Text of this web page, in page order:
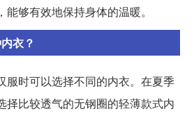
够有效地保持身体的温暖。
衣？
服时可以选择不同的内衣。在夏季
择比较透气的无钢圈的轻薄款式内